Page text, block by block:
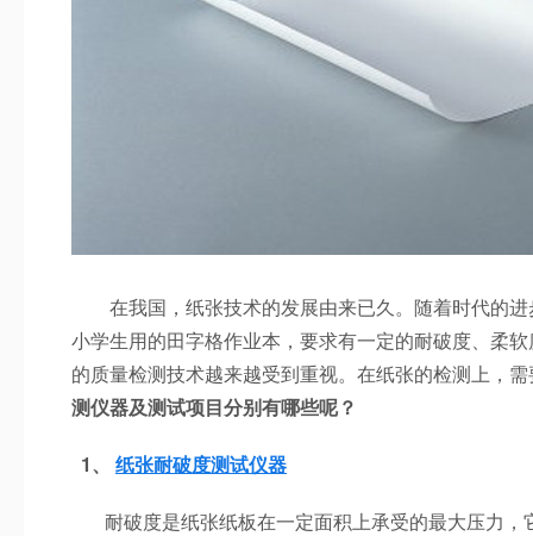
在我国，纸张技术的发展由来已久。随着时代的进
小学生用的田字格作业本，要求有一定的耐破度、柔
的质量检测技术越来越受到重视。在纸张的检测上，
测仪器及测试项目分别有哪些呢？
1、 纸张耐破度测试仪器
耐破度是纸张纸板在一定面积上承受的最大压力，